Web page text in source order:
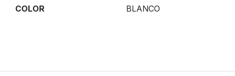
COLOR BLANCO